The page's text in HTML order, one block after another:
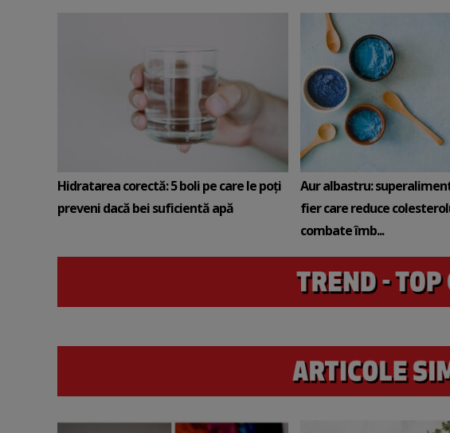
Hidratarea corectă: 5 boli pe care le poți
preveni dacă bei suficientă apă
Aur albastru:
fier care reduce
combate îmb...